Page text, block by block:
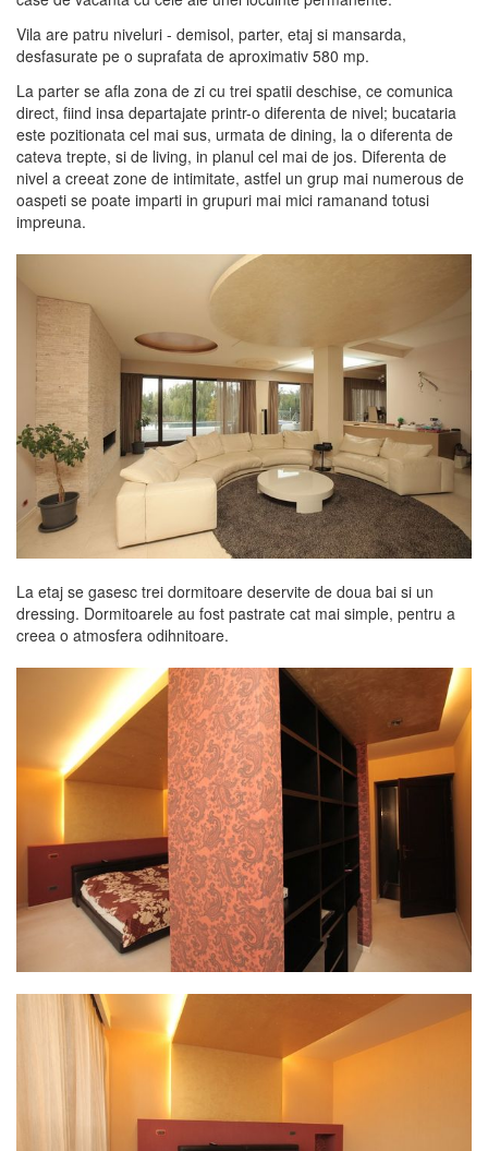
Vila are patru niveluri - demisol, parter, etaj si mansarda,
desfasurate pe o suprafata de aproximativ 580 mp.
La parter se afla zona de zi cu trei spatii deschise, ce comunica
direct, fiind insa departajate printr-o diferenta de nivel; bucataria
este pozitionata cel mai sus, urmata de dining, la o diferenta de
cateva trepte, si de living, in planul cel mai de jos. Diferenta de
nivel a creeat zone de intimitate, astfel un grup mai numerous de
oaspeti se poate imparti in grupuri mai mici ramanand totusi
impreuna.
La etaj se gasesc trei dormitoare deservite de doua bai si un
dressing. Dormitoarele au fost pastrate cat mai simple, pentru a
creea o atmosfera odihnitoare.